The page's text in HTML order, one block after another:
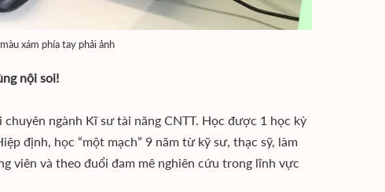
xám phía tay phải ảnh
nội soi!
ngành Kĩ sư tài năng CNTT. Học được 1 học kỳ
định, học “một mạch” 9 năm từ kỹ sư, thạc sỹ, làm
viên và theo đuổi đam mê nghiên cứu trong lĩnh vực